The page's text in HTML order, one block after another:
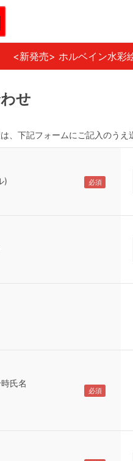
<新発売> ホルベイン水
せ
、下記フォームにご記入のうえ
)
氏名